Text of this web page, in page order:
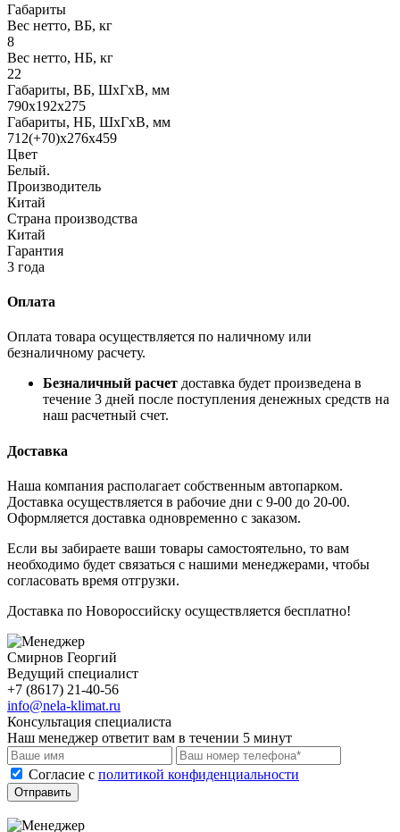
Габариты
Вес нетто, ВБ, кг
8
Вес нетто, НБ, кг
22
Габариты, ВБ, ШхГхВ, мм
790x192x275
Габариты, НБ, ШхГхВ, мм
712(+70)x276x459
Цвет
Белый.
Производитель
Китай
Страна производства
Китай
Гарантия
3 года
Оплата
Оплата товара осуществляется по наличному или
безналичному расчету.
Безналичный расчет доставка будет произведена в
течение 3 дней после поступления денежных средств на
наш расчетный счет.
Доставка
Наша компания располагает собственным автопарком.
Доставка осуществляется в рабочие дни с 9-00 до 20-00.
Оформляется доставка одновременно с заказом.
Если вы забираете ваши товары самостоятельно, то вам
необходимо будет связаться с нашими менеджерами, чтобы
согласовать время отгрузки.
Доставка по Новороссийску осуществляется бесплатно!
Смирнов Георгий
Ведущий специалист
+7 (8617) 21-40-56
info@nela-klimat.ru
Консультация специалиста
Наш менеджер ответит вам в течении 5 минут
Cогласие с политикой конфиденциальности
Отправить